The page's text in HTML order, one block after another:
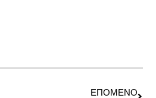
ΕΠΌΜΕΝΟ